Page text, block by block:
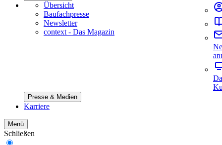
Übersicht
Baufachpresse
Newsletter
context - Das Magazin
Presse & Medien
Karriere
Menü
Schließen